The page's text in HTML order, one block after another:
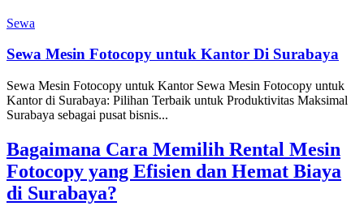
Sewa
Sewa Mesin Fotocopy untuk Kantor Di Surabaya
Sewa Mesin Fotocopy untuk Kantor Sewa Mesin Fotocopy untuk
Kantor di Surabaya: Pilihan Terbaik untuk Produktivitas Maksimal
Surabaya sebagai pusat bisnis...
Bagaimana Cara Memilih Rental Mesin
Fotocopy yang Efisien dan Hemat Biaya
di Surabaya?